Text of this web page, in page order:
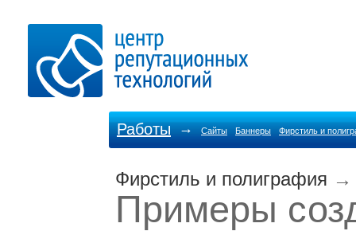
Работы → Сайты Баннеры Фирстиль и
Фирстиль и полиграфия →
Примеры